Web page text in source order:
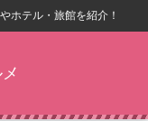
ホテル・旅館を紹介！